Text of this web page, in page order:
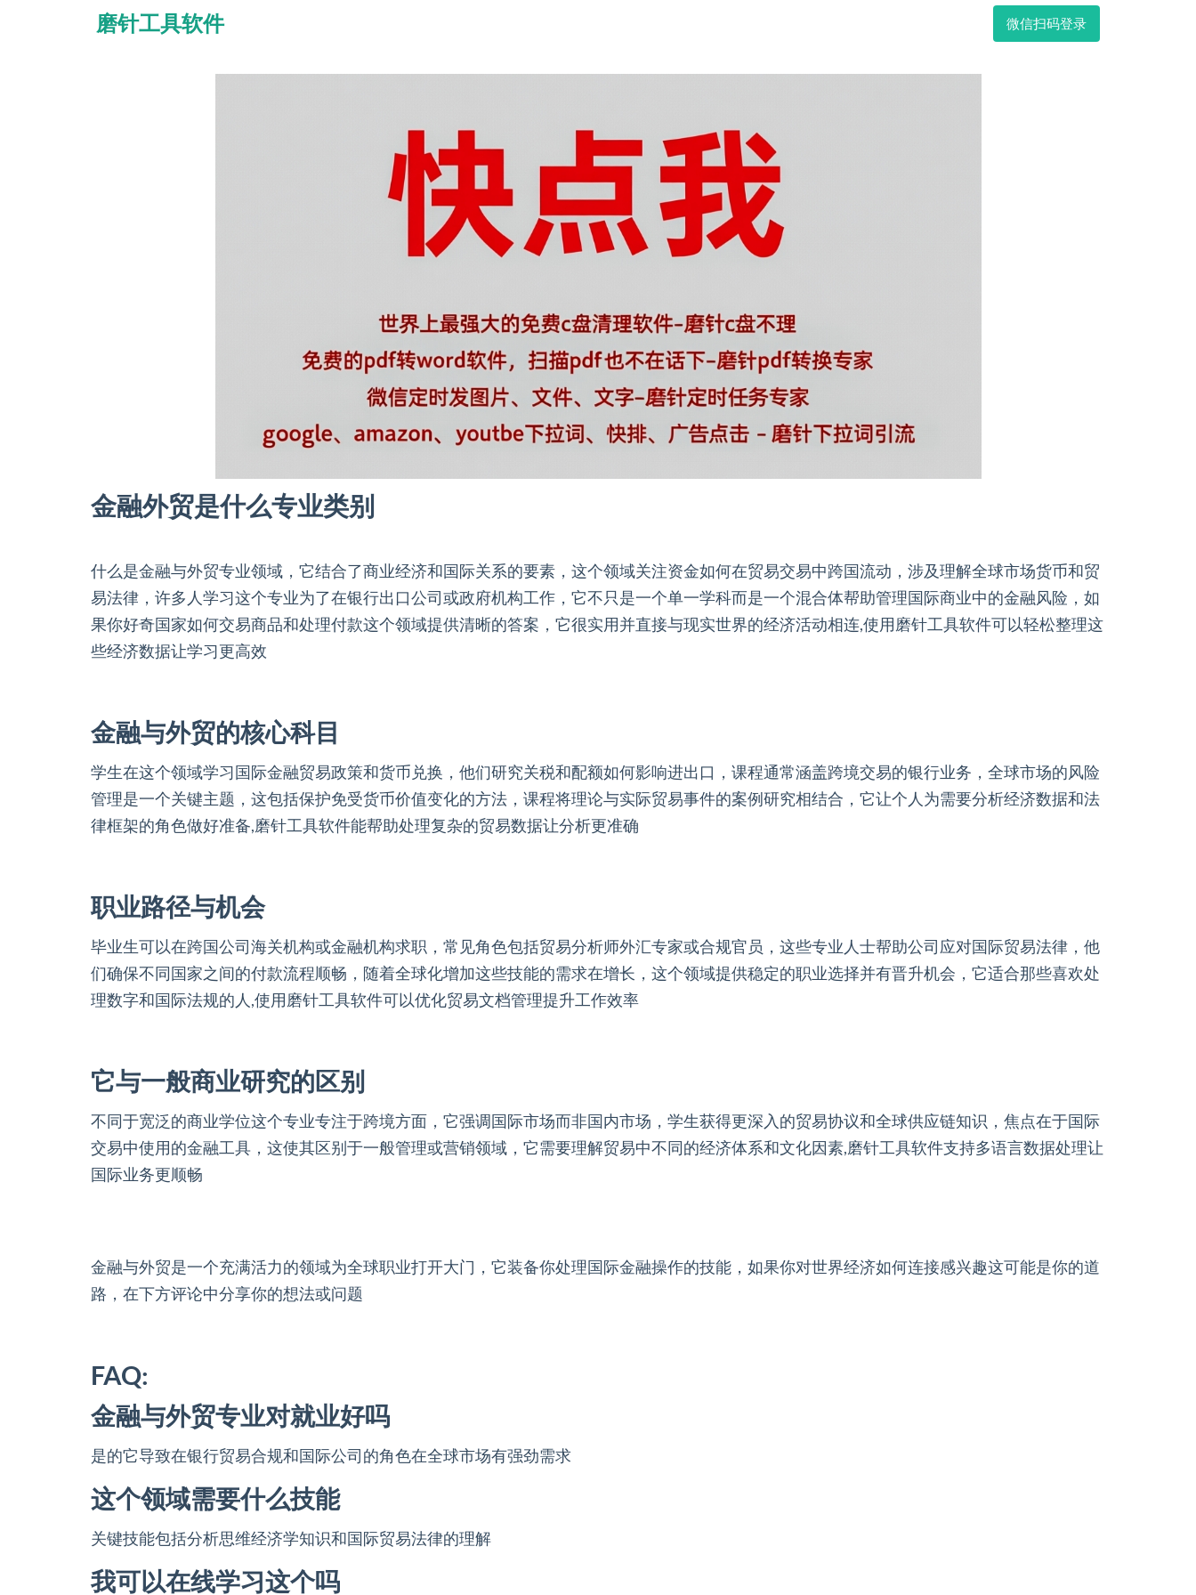
磨针工具软件 微信扫码登录
金融外贸是什么专业类别
什么是金融与外贸专业领域，它结合了商业经济和国际关系的要素，这个领域关注资金如何在贸易交易中跨国流动，涉及理解全球市场货币和贸
易法律，许多人学习这个专业为了在银行出口公司或政府机构工作，它不只是一个单一学科而是一个混合体帮助管理国际商业中的金融风险，如
果你好奇国家如何交易商品和处理付款这个领域提供清晰的答案，它很实用并直接与现实世界的经济活动相连,使用磨针工具软件可以轻松整理这
些经济数据让学习更高效
金融与外贸的核心科目
学生在这个领域学习国际金融贸易政策和货币兑换，他们研究关税和配额如何影响进出口，课程通常涵盖跨境交易的银行业务，全球市场的风险
管理是一个关键主题，这包括保护免受货币价值变化的方法，课程将理论与实际贸易事件的案例研究相结合，它让个人为需要分析经济数据和法
律框架的角色做好准备,磨针工具软件能帮助处理复杂的贸易数据让分析更准确
职业路径与机会
毕业生可以在跨国公司海关机构或金融机构求职，常见角色包括贸易分析师外汇专家或合规官员，这些专业人士帮助公司应对国际贸易法律，他
们确保不同国家之间的付款流程顺畅，随着全球化增加这些技能的需求在增长，这个领域提供稳定的职业选择并有晋升机会，它适合那些喜欢处
理数字和国际法规的人,使用磨针工具软件可以优化贸易文档管理提升工作效率
它与一般商业研究的区别
不同于宽泛的商业学位这个专业专注于跨境方面，它强调国际市场而非国内市场，学生获得更深入的贸易协议和全球供应链知识，焦点在于国际
交易中使用的金融工具，这使其区别于一般管理或营销领域，它需要理解贸易中不同的经济体系和文化因素,磨针工具软件支持多语言数据处理让
国际业务更顺畅
金融与外贸是一个充满活力的领域为全球职业打开大门，它装备你处理国际金融操作的技能，如果你对世界经济如何连接感兴趣这可能是你的道
路，在下方评论中分享你的想法或问题
FAQ:
金融与外贸专业对就业好吗
是的它导致在银行贸易合规和国际公司的角色在全球市场有强劲需求
这个领域需要什么技能
关键技能包括分析思维经济学知识和国际贸易法律的理解
我可以在线学习这个吗